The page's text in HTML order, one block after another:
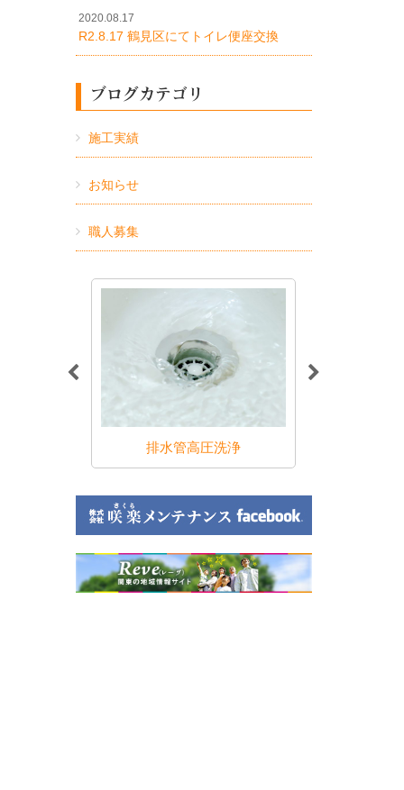
2020.08.17
R2.8.17 鶴見区にてトイレ便座交換
ブログカテゴリ
施工実績
お知らせ
職人募集
排水管高圧洗浄